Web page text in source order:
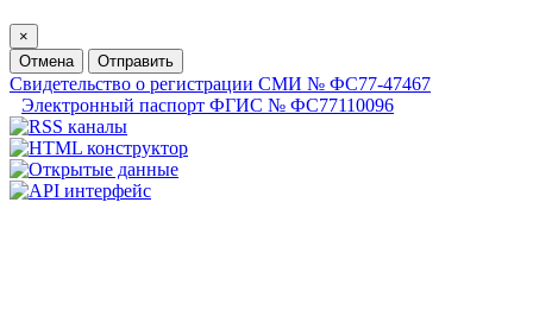
×
Отмена
Отправить
Свидетельство о регистрации СМИ № ФС77-47467
Электронный паспорт ФГИС № ФС77110096